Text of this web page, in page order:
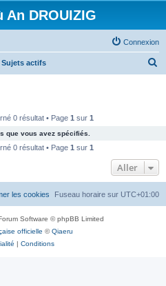
DROUIZIG
Connexion
Sujets actifs
c
e
0 résultat • Page 1 sur 1
que vous avez spécifiés.
0 résultat • Page 1 sur 1
Aller
Fuseau horaire sur UTC+01:00
les cookies
Software © phpBB Limited
officielle ©Qiaeru
| Conditions